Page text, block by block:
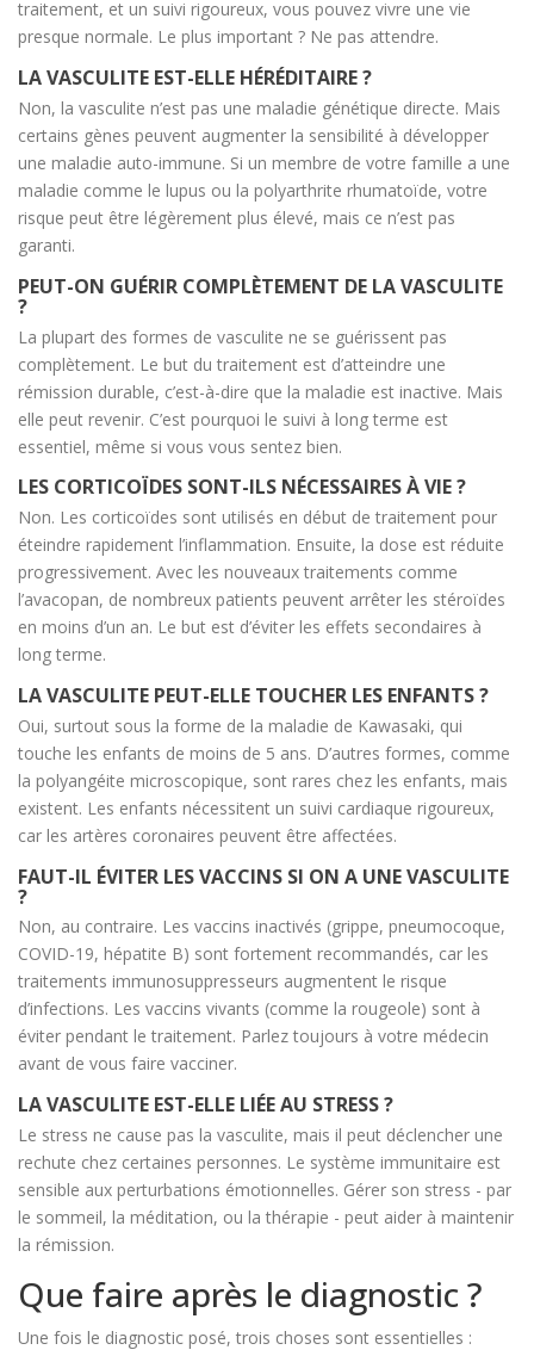
traitement, et un suivi rigoureux, vous pouvez vivre une vie
presque normale. Le plus important ? Ne pas attendre.
LA VASCULITE EST-ELLE HÉRÉDITAIRE ?
Non, la vasculite n’est pas une maladie génétique directe. Mais
certains gènes peuvent augmenter la sensibilité à développer
une maladie auto-immune. Si un membre de votre famille a une
maladie comme le lupus ou la polyarthrite rhumatoïde, votre
risque peut être légèrement plus élevé, mais ce n’est pas
garanti.
PEUT-ON GUÉRIR COMPLÈTEMENT DE LA VASCULITE
?
La plupart des formes de vasculite ne se guérissent pas
complètement. Le but du traitement est d’atteindre une
rémission durable, c’est-à-dire que la maladie est inactive. Mais
elle peut revenir. C’est pourquoi le suivi à long terme est
essentiel, même si vous vous sentez bien.
LES CORTICOÏDES SONT-ILS NÉCESSAIRES À VIE ?
Non. Les corticoïdes sont utilisés en début de traitement pour
éteindre rapidement l’inflammation. Ensuite, la dose est réduite
progressivement. Avec les nouveaux traitements comme
l’avacopan, de nombreux patients peuvent arrêter les stéroïdes
en moins d’un an. Le but est d’éviter les effets secondaires à
long terme.
LA VASCULITE PEUT-ELLE TOUCHER LES ENFANTS ?
Oui, surtout sous la forme de la maladie de Kawasaki, qui
touche les enfants de moins de 5 ans. D’autres formes, comme
la polyangéite microscopique, sont rares chez les enfants, mais
existent. Les enfants nécessitent un suivi cardiaque rigoureux,
car les artères coronaires peuvent être affectées.
FAUT-IL ÉVITER LES VACCINS SI ON A UNE VASCULITE
?
Non, au contraire. Les vaccins inactivés (grippe, pneumocoque,
COVID-19, hépatite B) sont fortement recommandés, car les
traitements immunosuppresseurs augmentent le risque
d’infections. Les vaccins vivants (comme la rougeole) sont à
éviter pendant le traitement. Parlez toujours à votre médecin
avant de vous faire vacciner.
LA VASCULITE EST-ELLE LIÉE AU STRESS ?
Le stress ne cause pas la vasculite, mais il peut déclencher une
rechute chez certaines personnes. Le système immunitaire est
sensible aux perturbations émotionnelles. Gérer son stress - par
le sommeil, la méditation, ou la thérapie - peut aider à maintenir
la rémission.
Que faire après le diagnostic ?
Une fois le diagnostic posé, trois choses sont essentielles :